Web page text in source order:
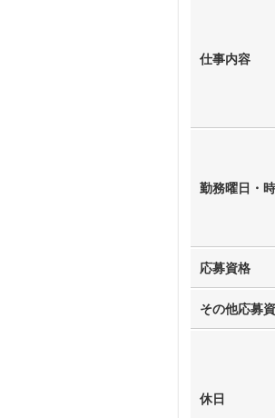
仕事内容
勤務曜日・
応募資格
その他応募
休日